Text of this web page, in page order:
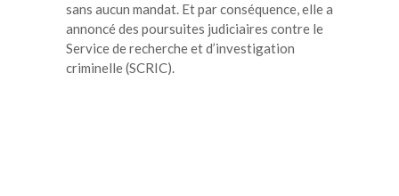
sans aucun mandat. Et par conséquence, elle a
annoncé des poursuites judiciaires contre le
Service de recherche et d’investigation
criminelle (SCRIC).